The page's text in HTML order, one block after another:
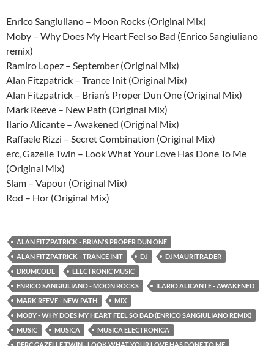
Enrico Sangiuliano – Moon Rocks (Original Mix)
Moby – Why Does My Heart Feel so Bad (Enrico Sangiuliano
remix)
Ramiro Lopez – September (Original Mix)
Alan Fitzpatrick – Trance Init (Original Mix)
Alan Fitzpatrick – Brian’s Proper Dun One (Original Mix)
Mark Reeve – New Path (Original Mix)
Ilario Alicante – Awakened (Original Mix)
Raffaele Rizzi – Secret Combination (Original Mix)
erc, Gazelle Twin – Look What Your Love Has Done To Me
(Original Mix)
Slam – Vapour (Original Mix)
Rod – Hor (Original Mix)
ALAN FITZPATRICK - BRIAN'S PROPER DUN ONE
ALAN FITZPATRICK - TRANCE INIT
DJ
DJMAURITRADER
DRUMCODE
ELECTRONIC MUSIC
ENRICO SANGIULIANO - MOON ROCKS
ILARIO ALICANTE - AWAKENED
MARK REEVE - NEW PATH
MIX
MOBY - WHY DOES MY HEART FEEL SO BAD (ENRICO SANGIULIANO REMIX)
MUSIC
MUSICA
MUSICA ELECTRONICA
PERC GAZELLE TWIN - LOOK WHAT YOUR LOVE HAS DONE TO ME